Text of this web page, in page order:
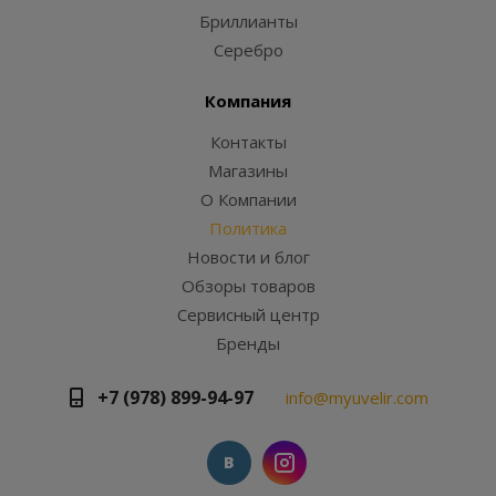
Бриллианты
Серебро
Компания
Контакты
Магазины
О Компании
Политика
Новости и блог
Обзоры товаров
Сервисный центр
Бренды
+7 (978) 899-94-97 info@myuvelir.com